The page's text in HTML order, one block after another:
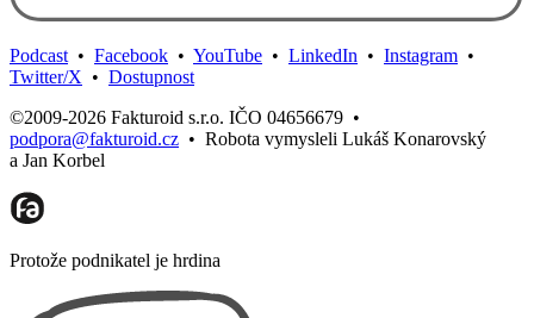
Podcast • Facebook • YouTube • LinkedIn • Instagram •
Twitter/X • Dostupnost
©2009-2026 Fakturoid s.r.o. IČO 04656679 •
podpora@fakturoid.cz • Robota vymysleli Lukáš Konarovský
a Jan Korbel
Protože podnikatel je hrdina